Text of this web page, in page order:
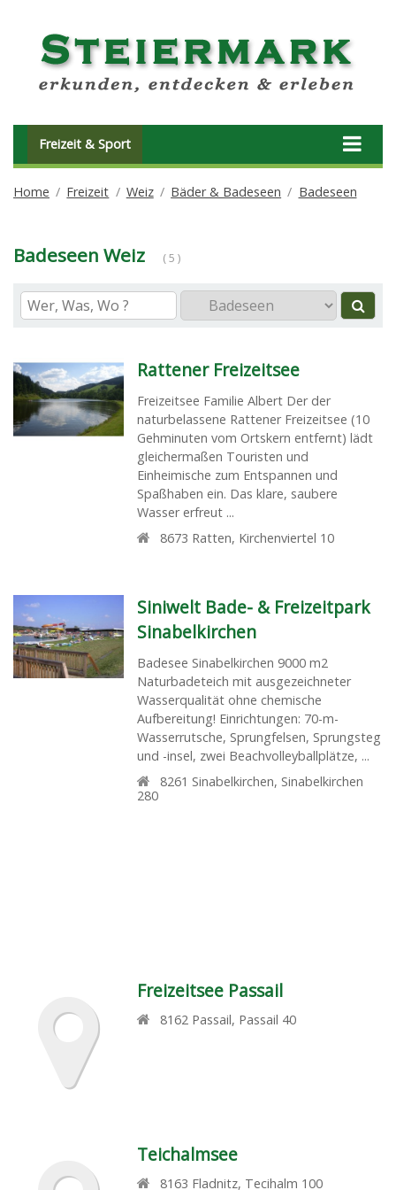
Freizeit & Sport
Home Freizeit Weiz Bäder & Badeseen Badeseen
Badeseen Weiz ( 5 )
Rattener Freizeitsee
Freizeitsee Familie Albert Der der
naturbelassene Rattener Freizeitsee (10
Gehminuten vom Ortskern entfernt) lädt
gleichermaßen Touristen und
Einheimische zum Entspannen und
Spaßhaben ein. Das klare, saubere
Wasser erfreut ...
8673 Ratten, Kirchenviertel 10
Siniwelt Bade- & Freizeitpark
Sinabelkirchen
Badesee Sinabelkirchen 9000 m2
Naturbadeteich mit ausgezeichneter
Wasserqualität ohne chemische
Aufbereitung! Einrichtungen: 70-m-
Wasserrutsche, Sprungfelsen, Sprungsteg
und -insel, zwei Beachvolleyballplätze, ...
8261 Sinabelkirchen, Sinabelkirchen
280
Freizeitsee Passail
8162 Passail, Passail 40
Teichalmsee
8163 Fladnitz, Tecihalm 100